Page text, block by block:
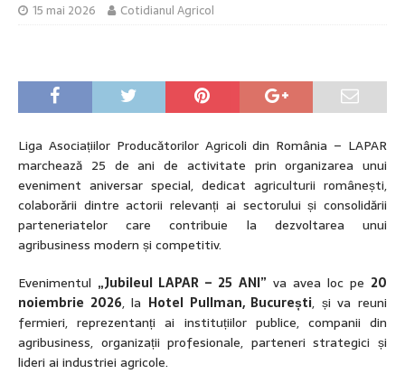
15 mai 2026 Cotidianul Agricol
Liga Asociațiilor Producătorilor Agricoli din România – LAPAR
marchează 25 de ani de activitate prin organizarea unui
eveniment aniversar special, dedicat agriculturii românești,
colaborării dintre actorii relevanți ai sectorului și consolidării
parteneriatelor care contribuie la dezvoltarea unui
agribusiness modern și competitiv.
Evenimentul „Jubileul LAPAR – 25 ANI”va avea loc pe 20
noiembrie 2026, la Hotel Pullman, București, și va reuni
fermieri, reprezentanți ai instituțiilor publice, companii din
agribusiness, organizații profesionale, parteneri strategici și
lideri ai industriei agricole.